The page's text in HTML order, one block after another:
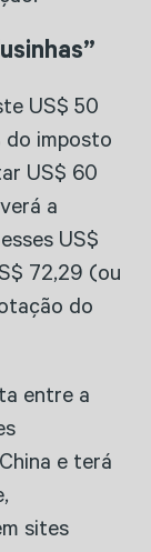
US$ 50
do imposto
US$ 60
a
US$
72,29 (ou
do
entre a
e terá
sites